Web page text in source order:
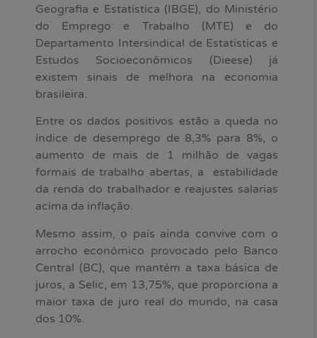
Geografia e Estatística (IBGE), do Ministério
do Emprego e Trabalho (MTE) e do
Departamento Intersindical de Estatísticas e
Estudos Socioeconômicos (Dieese) já
existem sinais de melhora na economia
brasileira.
Entre os dados positivos estão a queda no
índice de desemprego de 8,3% para 8%, o
aumento de mais de 1 milhão de vagas
formais de trabalho abertas, a estabilidade
da renda do trabalhador e reajustes salarias
acima da inflação.
Mesmo assim, o país ainda convive com o
arrocho econômico provocado pelo Banco
Central (BC), que mantém a taxa básica de
juros, a Selic, em 13,75%, que proporciona a
maior taxa de juro real do mundo, na casa
dos 10%.